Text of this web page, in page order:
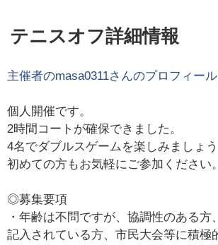
テニスオフ詳細情報
主催者のmasa0311さんのプロフィー
個人開催です。
2時間コートが確保できました。
4名でダブルスゲームを楽しみましょう
初めての方もお気軽にご参加ください。
◎募集要項
・年齢は不問ですが、協調性のある方
記入されている方、市民大会等に積極